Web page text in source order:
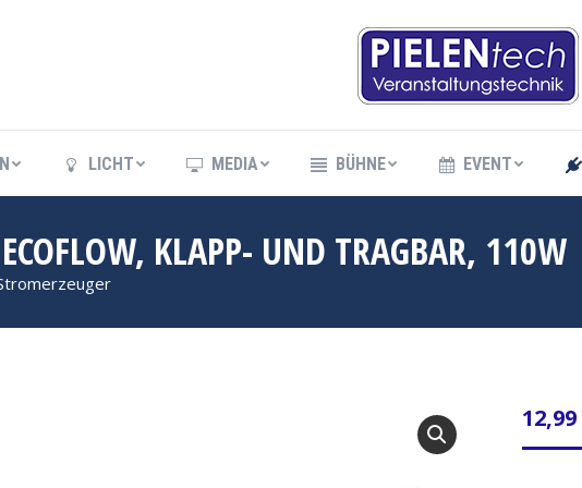
LICHT MEDIA BÜHNE EVENT
KLAPP- UND TRAGBAR, 110W
12,99
BÜHNE EVENT